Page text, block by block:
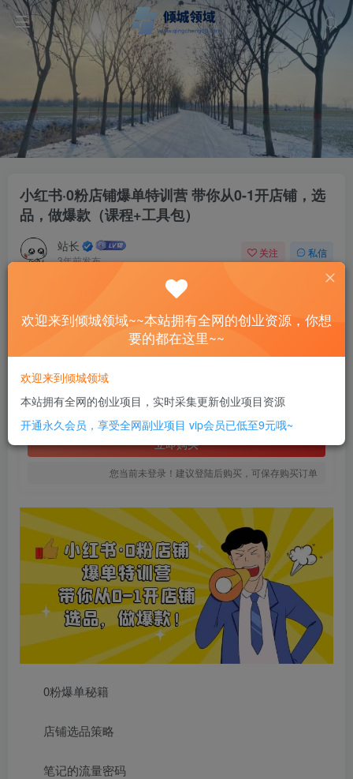
小红书·0粉店铺爆单特训营 带你从0-1开店铺，选
品，做爆款（课程+工具包）
站长
3年前发布
关注 私信
小红书·0粉店铺爆单特训营 带你从0-1开店铺，选品，做爆款（课程+工具包）
此内容为付费资源，请付费后查看
SVIP全站会员 免费
立即购买
您当前未登录！建议登陆后购买，可保存购买订单
0粉爆单秘籍
店铺选品策略
笔记的流量密码
欢迎来到倾城领域~~本站拥有全网的创业资源，你想
要的都在这里~~
欢迎来到倾城领域
本站拥有全网的创业项目，实时采集更新创业项目资源
开通永久会员，享受全网副业项目 vip会员已低至9元哦~